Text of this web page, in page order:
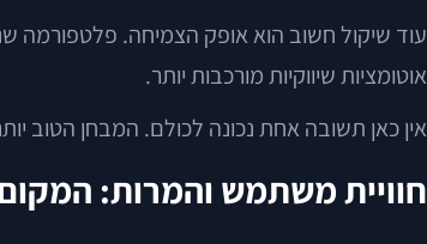
עוד שיקול חשוב הוא אופק הצמיחה. פלטפורמה
אוטומציות שיווקיות מורכבות יותר.
אין כאן תשובה אחת נכונה לכולם. המבחן הטוב
חוויית משתמש והמרות: